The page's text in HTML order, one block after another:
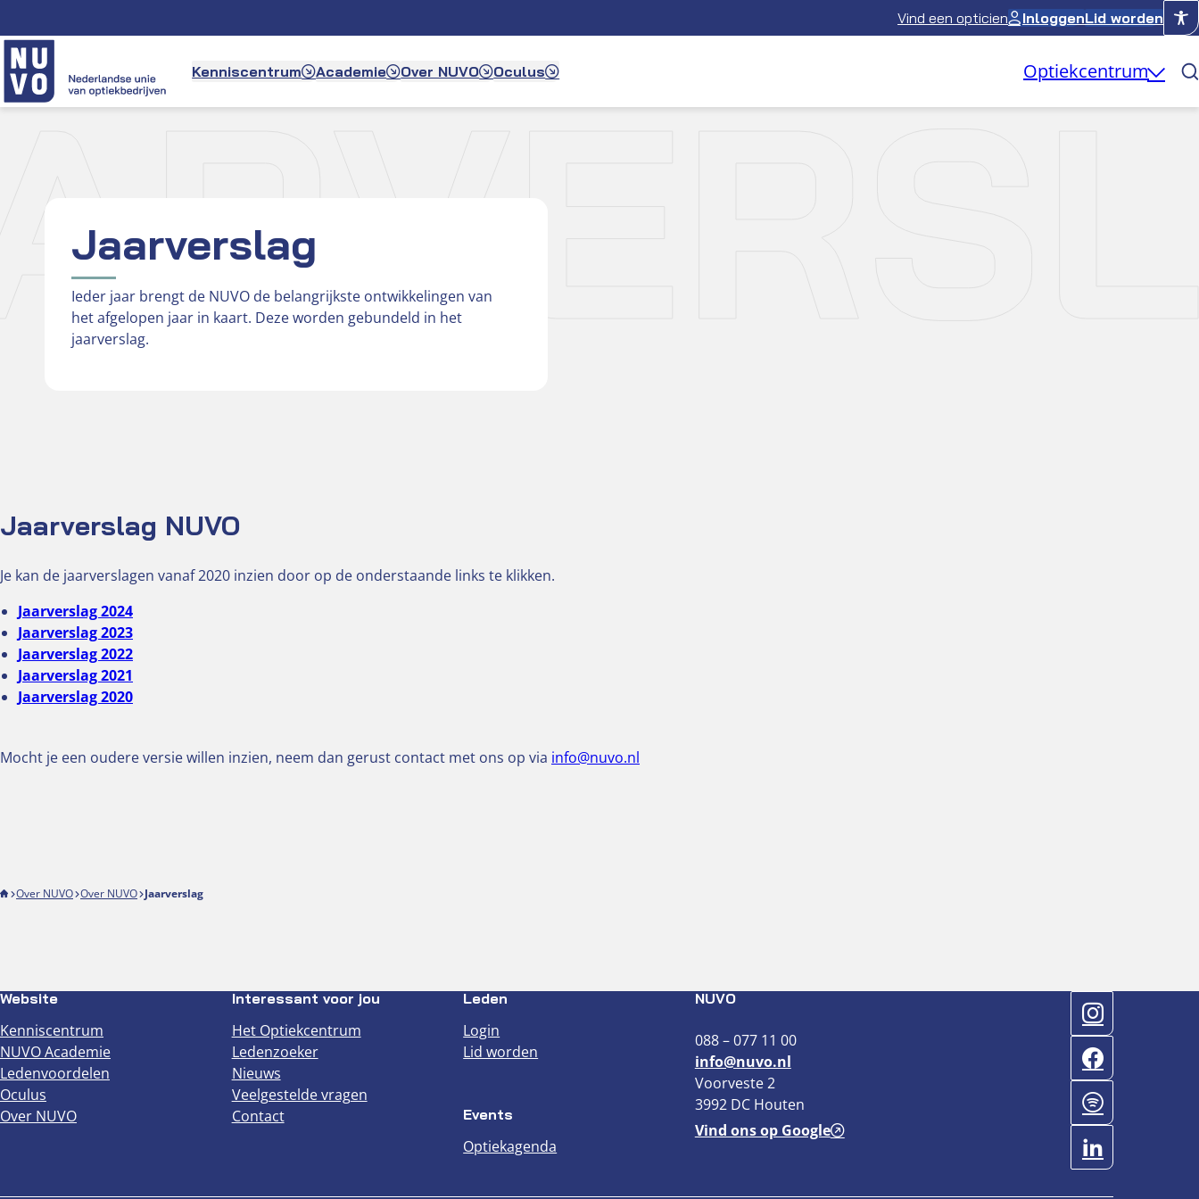
naar
de
inhoud
Vind een opticien InloggenLid worden
Kenniscentrum Academie Over NUVO Oculus Optiekcentrum
Jaarverslag
Ieder jaar brengt de NUVO de belangrijkste ontwikkelingen van
het afgelopen jaar in kaart. Deze worden gebundeld in het
jaarverslag.
Jaarverslag NUVO
Je kan de jaarverslagen vanaf 2020 inzien door op de onderstaande links te klikken.
Jaarverslag 2024
Jaarverslag 2023
Jaarverslag 2022
Jaarverslag 2021
Jaarverslag 2020
Mocht je een oudere versie willen inzien, neem dan gerust contact met ons op via info@nuvo.nl
Over NUVO Over NUVO Jaarverslag
Website
Kenniscentrum
NUVO Academie
Ledenvoordelen
Oculus
Over NUVO
Interessant voor jou
Het Optiekcentrum
Ledenzoeker
Nieuws
Veelgestelde vragen
Contact
Leden
Login
Lid worden
Events
Optiekagenda
NUVO
088 – 077 11 00
info@nuvo.nl
Voorveste 2
3992 DC Houten
Vind ons op Google